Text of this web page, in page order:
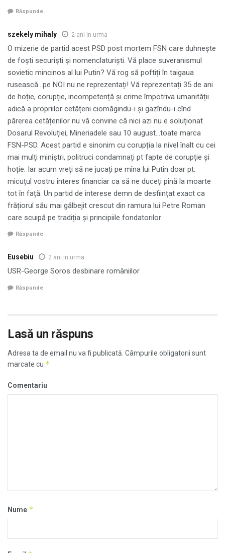
Răspunde
szekely mihaly 2 ani in urma
O mizerie de partid acest PSD post mortem FSN care duhnește
de foști securiști și nomenclaturiști. Vă place suveranismul
sovietic mincinos al lui Putin? Vă rog să poftiți în taigaua
rusească…pe NOI nu ne reprezentați! Vă reprezentați 35 de ani
de hoție, corupție, incompetență și crime împotriva umanității
adică a propriilor cetățeni ciomăgindu-i și gazîndu-i cînd
părerea cetățenilor nu vă convine că nici azi nu e soluționat
Dosarul Revoluției, Mineriadele sau 10 august…toate marca
FSN-PSD. Acest partid e sinonim cu corupția la nivel înalt cu cei
mai mulți miniștri, politruci condamnați pt fapte de corupție și
hoție. Iar acum vreți să ne jucați pe mîna lui Putin doar pt.
micuțul vostru interes financiar ca să ne duceți pînă la moarte
tot în față. Un partid de interese demn de desființat exact ca
frățiorul său mai gălbejit crescut din ramura lui Petre Roman
care scuipă pe tradiția și principiile fondatorilor
Răspunde
Eusebiu 2 ani in urma
USR-George Soros desbinare româniilor
Răspunde
Lasă un răspuns
Adresa ta de email nu va fi publicată. Câmpurile obligatorii sunt
marcate cu *
Comentariu
Nume *